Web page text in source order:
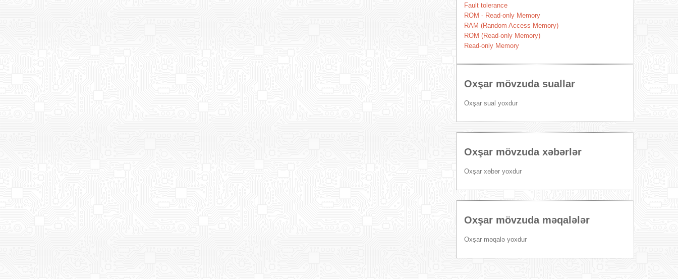
Fault tolerance
ROM - Read-only Memory
RAM (Random Access Memory)
ROM (Read-only Memory)
Read-only Memory
Oxşar mövzuda suallar
Oxşar sual yoxdur
Oxşar mövzuda xəbərlər
Oxşar xəbər yoxdur
Oxşar mövzuda məqalələr
Oxşar məqalə yoxdur